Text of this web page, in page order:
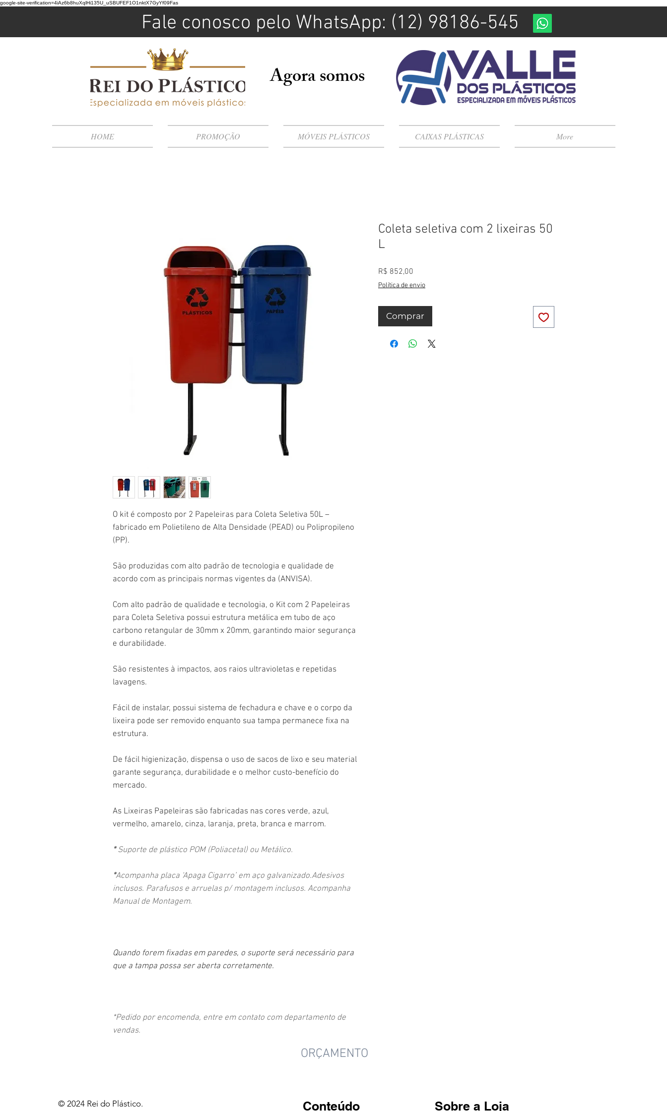
google-site-verification=4iAz6b8huXqlHi135U_uSBUFEF1O1nktX7GyYf09Fas
Agora somos
HOME PROMOÇÃO MÓVEIS PLÁSTICOS CAIXAS PLÁSTICAS More
Fale conosco pelo WhatsApp: (12) 98186-545
O kit é composto por 2 Papeleiras para Coleta Seletiva 50L –
fabricado em Polietileno de Alta Densidade (PEAD) ou Polipropileno
(PP).
São produzidas com alto padrão de tecnologia e qualidade de
acordo com as principais normas vigentes da (ANVISA).
Com alto padrão de qualidade e tecnologia, o Kit com 2 Papeleiras
para Coleta Seletiva possui estrutura metálica em tubo de aço
carbono retangular de 30mm x 20mm, garantindo maior segurança
e durabilidade.
São resistentes à impactos, aos raios ultravioletas e repetidas
lavagens.
Fácil de instalar, possui sistema de fechadura e chave e o corpo da
lixeira pode ser removido enquanto sua tampa permanece fixa na
estrutura.
De fácil higienização, dispensa o uso de sacos de lixo e seu material
garante segurança, durabilidade e o melhor custo-benefício do
mercado.
As Lixeiras Papeleiras são fabricadas nas cores verde, azul,
vermelho, amarelo, cinza, laranja, preta, branca e marrom.
*Suporte de plástico POM (Poliacetal) ou Metálico.
*Acompanha placa ‘Apaga Cigarro’ em aço galvanizado.Adesivos
inclusos. Parafusos e arruelas p/ montagem inclusos. Acompanha
Manual de Montagem.
Quando forem fixadas em paredes, o suporte será necessário para
que a tampa possa ser aberta corretamente.
*Pedido por encomenda, entre em contato com departamento de
vendas.
Coleta seletiva com 2 lixeiras 50
L
R$ 852,00
Política de envio
Comprar
ORÇAMENTO
© 2024 Rei do Plástico.
Conteúdo Sobre a Loja